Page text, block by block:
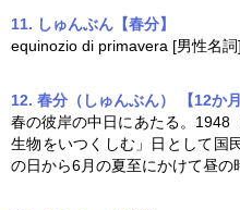
11. しゅんぶん【春分】
equinozio di primavera [男性名詞]
12. 春分（しゅんぶん） 【12か
春の彼岸の中日にあたる。1948
生物をいつくしむ」日として国
の日から6月の夏至にかけて昼の